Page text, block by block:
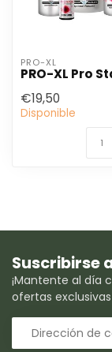
PRO-XL
PRO-XL Pro
€19,50
Disponible
Suscribirse
¡Mantente al día
ofertas